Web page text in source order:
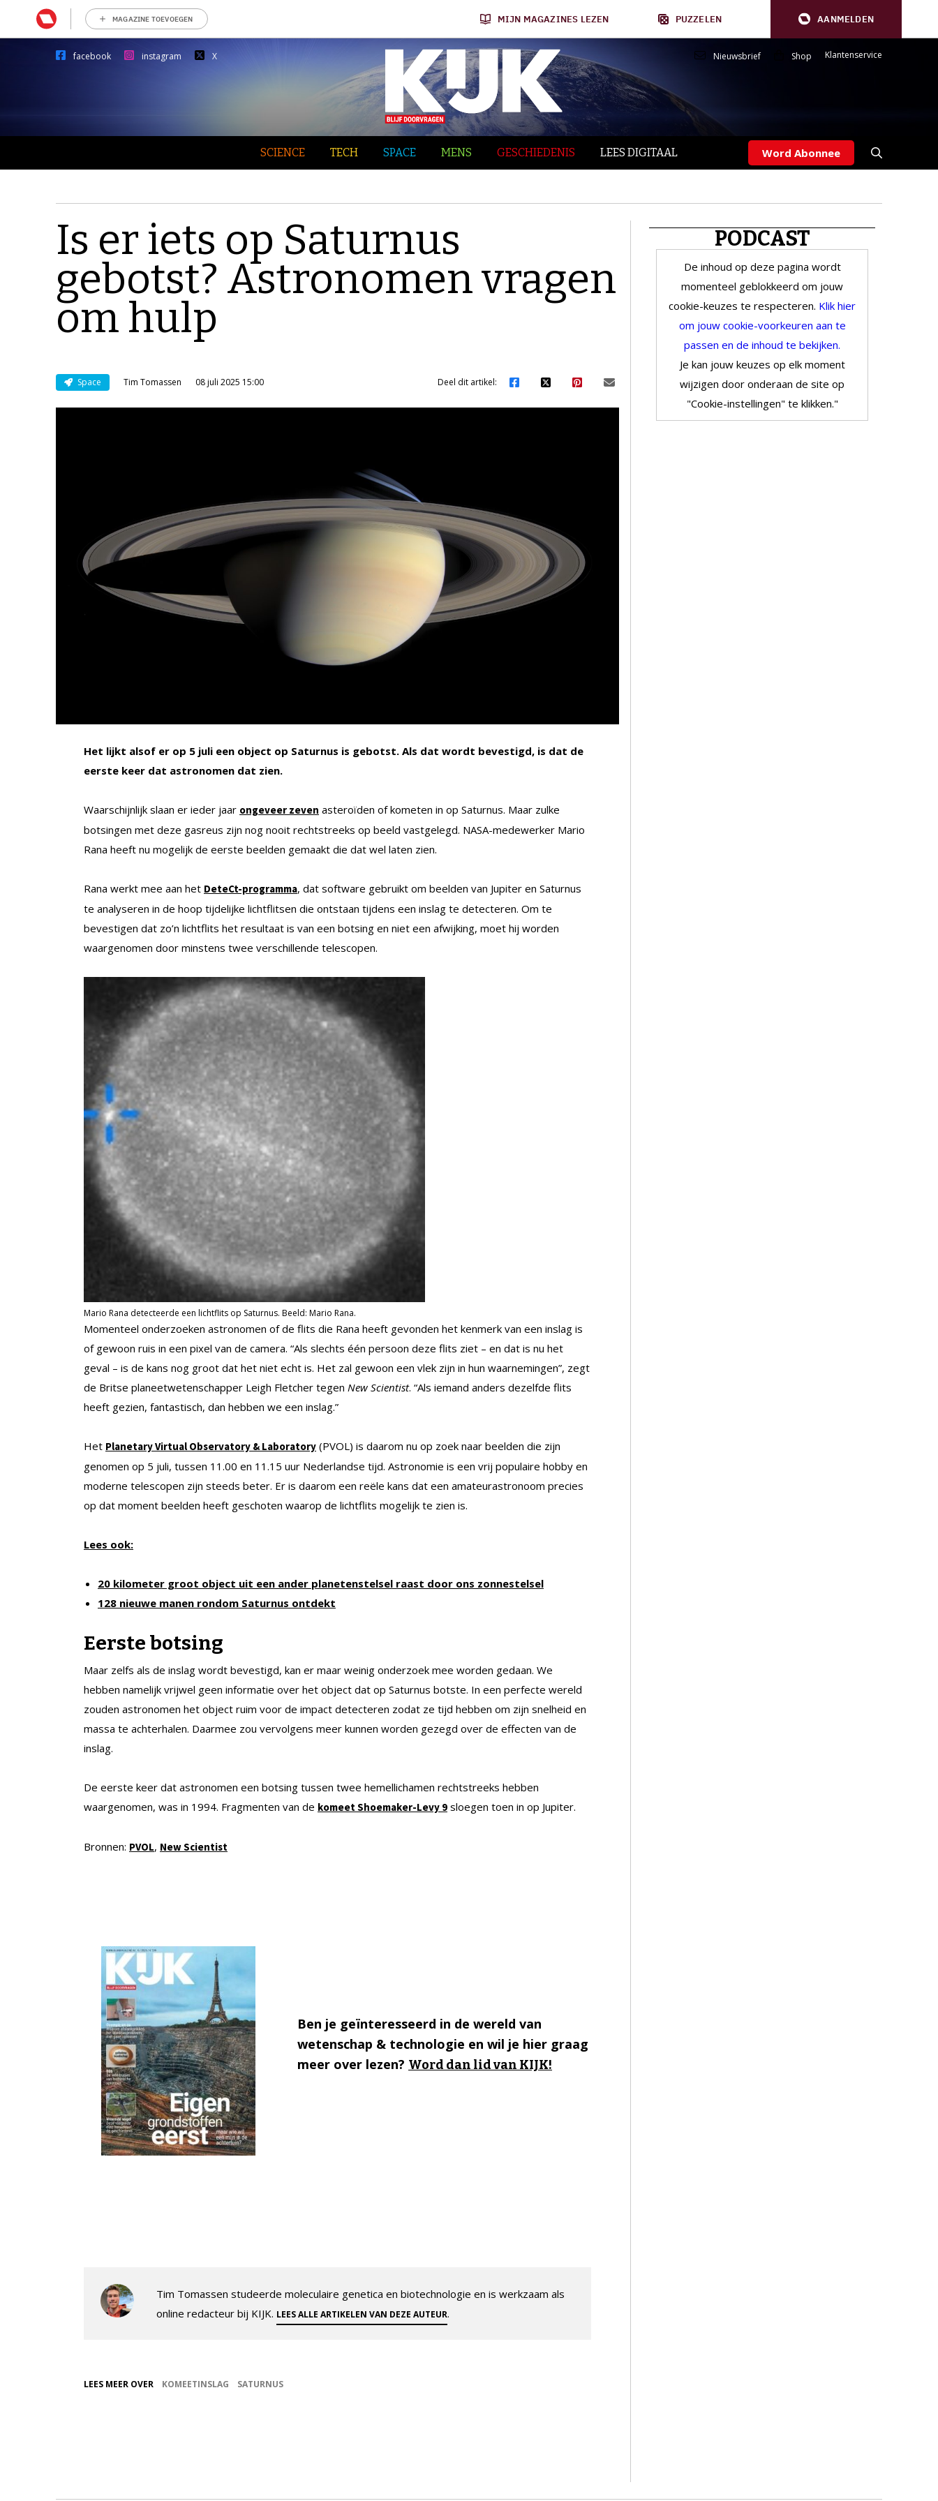
MAGAZINE TOEVOEGEN MIJN MAGAZINES LEZEN PUZZELEN AANMELDEN
facebook instagram X Nieuwsbrief Shop Klantenservice
SCIENCE TECH SPACE MENS GESCHIEDENIS LEES DIGITAAL Word Abonnee
Is er iets op Saturnus
gebotst? Astronomen vragen
om hulp
Space Tim Tomassen 08 juli 2025 15:00 Deel dit artikel:
Het lijkt alsof er op 5 juli een object op Saturnus is gebotst. Als dat wordt bevestigd, is dat de
eerste keer dat astronomen dat zien.
Waarschijnlijk slaan er ieder jaar ongeveer zeven asteroïden of kometen in op Saturnus. Maar zulke
botsingen met deze gasreus zijn nog nooit rechtstreeks op beeld vastgelegd. NASA-medewerker Mario
Rana heeft nu mogelijk de eerste beelden gemaakt die dat wel laten zien.
Rana werkt mee aan het DeteCt-programma, dat software gebruikt om beelden van Jupiter en Saturnus
te analyseren in de hoop tijdelijke lichtflitsen die ontstaan tijdens een inslag te detecteren. Om te
bevestigen dat zo’n lichtflits het resultaat is van een botsing en niet een afwijking, moet hij worden
waargenomen door minstens twee verschillende telescopen.
Mario Rana detecteerde een lichtflits op Saturnus. Beeld: Mario Rana.
Momenteel onderzoeken astronomen of de flits die Rana heeft gevonden het kenmerk van een inslag is
of gewoon ruis in een pixel van de camera. “Als slechts één persoon deze flits ziet – en dat is nu het
geval – is de kans nog groot dat het niet echt is. Het zal gewoon een vlek zijn in hun waarnemingen”, zegt
de Britse planeetwetenschapper Leigh Fletcher tegen New Scientist. “Als iemand anders dezelfde flits
heeft gezien, fantastisch, dan hebben we een inslag.”
Het Planetary Virtual Observatory & Laboratory (PVOL) is daarom nu op zoek naar beelden die zijn
genomen op 5 juli, tussen 11.00 en 11.15 uur Nederlandse tijd. Astronomie is een vrij populaire hobby en
moderne telescopen zijn steeds beter. Er is daarom een reële kans dat een amateurastronoom precies
op dat moment beelden heeft geschoten waarop de lichtflits mogelijk te zien is.
Lees ook:
20 kilometer groot object uit een ander planetenstelsel raast door ons zonnestelsel
128 nieuwe manen rondom Saturnus ontdekt
Eerste botsing
Maar zelfs als de inslag wordt bevestigd, kan er maar weinig onderzoek mee worden gedaan. We
hebben namelijk vrijwel geen informatie over het object dat op Saturnus botste. In een perfecte wereld
zouden astronomen het object ruim voor de impact detecteren zodat ze tijd hebben om zijn snelheid en
massa te achterhalen. Daarmee zou vervolgens meer kunnen worden gezegd over de effecten van de
inslag.
De eerste keer dat astronomen een botsing tussen twee hemellichamen rechtstreeks hebben
waargenomen, was in 1994. Fragmenten van de komeet Shoemaker-Levy 9 sloegen toen in op Jupiter.
Bronnen: PVOL, New Scientist
Ben je geïnteresseerd in de wereld van
wetenschap & technologie en wil je hier graag
meer over lezen? Word dan lid van KIJK!
Tim Tomassen studeerde moleculaire genetica en biotechnologie en is werkzaam als
online redacteur bij KIJK. LEES ALLE ARTIKELEN VAN DEZE AUTEUR.
LEES MEER OVER KOMEETINSLAG SATURNUS
PODCAST
De inhoud op deze pagina wordt
momenteel geblokkeerd om jouw
cookie-keuzes te respecteren. Klik hier
om jouw cookie-voorkeuren aan te
passen en de inhoud te bekijken.
Je kan jouw keuzes op elk moment
wijzigen door onderaan de site op
"Cookie-instellingen" te klikken."